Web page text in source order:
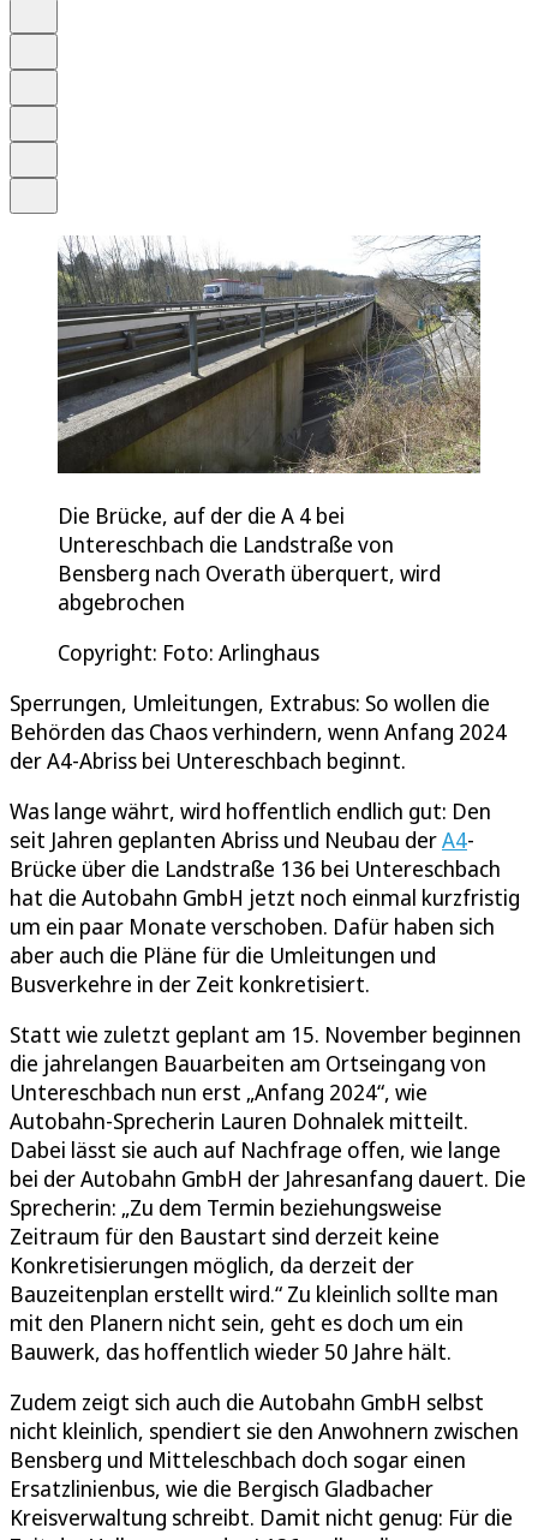
Die Brücke, auf der die A 4 bei
Untereschbach die Landstraße von
Bensberg nach Overath überquert, wird
abgebrochen
Copyright: Foto: Arlinghaus
Sperrungen, Umleitungen, Extrabus: So wollen die
Behörden das Chaos verhindern, wenn Anfang 2024
der A4-Abriss bei Untereschbach beginnt.
Was lange währt, wird hoffentlich endlich gut: Den
seit Jahren geplanten Abriss und Neubau derA4-
Brücke über die Landstraße 136 bei Untereschbach
hat die Autobahn GmbH jetzt noch einmal kurzfristig
um ein paar Monate verschoben. Dafür haben sich
aber auch die Pläne für die Umleitungen und
Busverkehre in der Zeit konkretisiert.
Statt wie zuletzt geplant am 15. November beginnen
die jahrelangen Bauarbeiten am Ortseingang von
Untereschbach nun erst „Anfang 2024“, wie
Autobahn-Sprecherin Lauren Dohnalek mitteilt.
Dabei lässt sie auch auf Nachfrage offen, wie lange
bei der Autobahn GmbH der Jahresanfang dauert. Die
Sprecherin: „Zu dem Termin beziehungsweise
Zeitraum für den Baustart sind derzeit keine
Konkretisierungen möglich, da derzeit der
Bauzeitenplan erstellt wird.“ Zu kleinlich sollte man
mit den Planern nicht sein, geht es doch um ein
Bauwerk, das hoffentlich wieder 50 Jahre hält.
Zudem zeigt sich auch die Autobahn GmbH selbst
nicht kleinlich, spendiert sie den Anwohnern zwischen
Bensberg und Mitteleschbach doch sogar einen
Ersatzlinienbus, wie die Bergisch Gladbacher
Kreisverwaltung schreibt. Damit nicht genug: Für die